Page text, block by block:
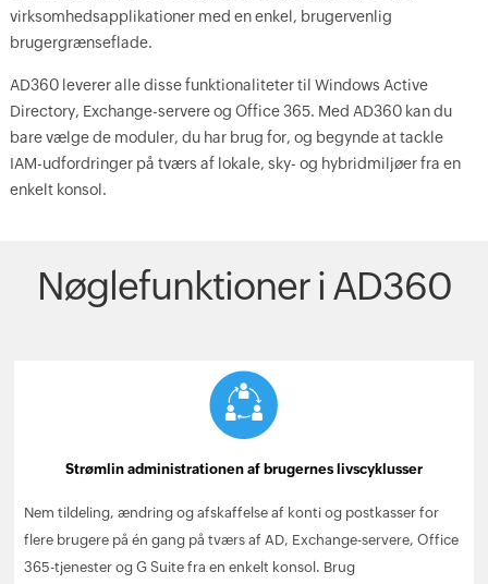
virksomhedsapplikationer med en enkel, brugervenlig
brugergrænseflade.
AD360 leverer alle disse funktionaliteter til Windows Active
Directory, Exchange-servere og Office 365. Med AD360 kan du
bare vælge de moduler, du har brug for, og begynde at tackle
IAM-udfordringer på tværs af lokale, sky- og hybridmiljøer fra en
enkelt konsol.
Nøglefunktioner i AD360
Strømlin administrationen af brugernes livscyklusser
Nem tildeling, ændring og afskaffelse af konti og postkasser for
flere brugere på én gang på tværs af AD, Exchange-servere, Office
365-tjenester og G Suite fra en enkelt konsol. Brug